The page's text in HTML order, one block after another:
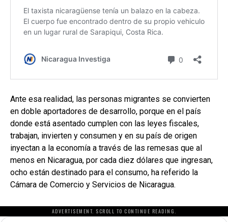
Ante esa realidad, las personas migrantes se convierten
en doble aportadores de desarrollo, porque en el país
donde está asentado cumplen con las leyes fiscales,
trabajan, invierten y consumen y en su país de origen
inyectan a la economía a través de las remesas que al
menos en Nicaragua, por cada diez dólares que ingresan,
ocho están destinado para el consumo, ha referido la
Cámara de Comercio y Servicios de Nicaragua.
ADVERTISEMENT. SCROLL TO CONTINUE READING.